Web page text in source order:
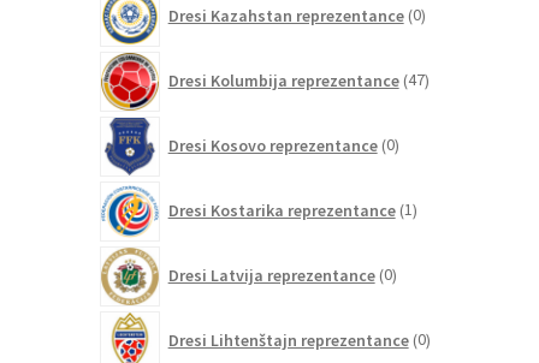
Dresi Kazahstan reprezentance 0izdelkov
Dresi Kolumbija reprezentance 47izdelkov
Dresi Kosovo reprezentance 0izdelkov
Dresi Kostarika reprezentance 1izdelek
Dresi Latvija reprezentance 0izdelkov
Dresi Lihtenštajn reprezentance 0izdelkov